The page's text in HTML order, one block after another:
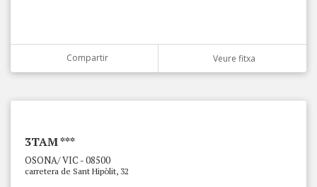
Compartir Veure fitxa
3TAM ***
OSONA/ VIC - 08500
carretera de Sant Hipòlit, 32